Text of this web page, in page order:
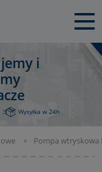
i
Wysyłka w 24h
Pompa wtryskowa